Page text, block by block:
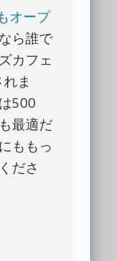
オープ
ら誰で
カフェ
ま
500
最適だ
ももっ
ださ